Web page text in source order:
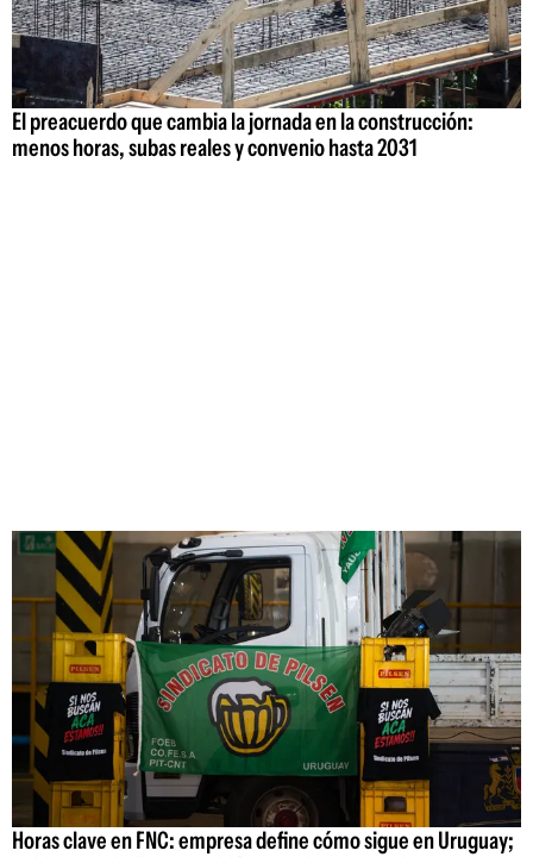
El preacuerdo que cambia la jornada en la construcción:
menos horas, subas reales y convenio hasta 2031
Horas clave en FNC: empresa define cómo sigue en Uruguay;